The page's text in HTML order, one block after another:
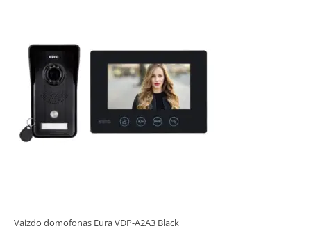
Vaizdo domofonas Eura VDP-A2A3 Black